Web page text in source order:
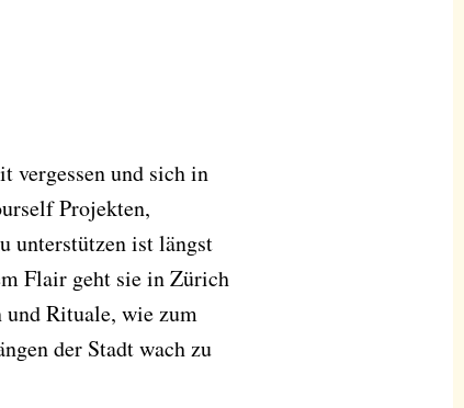
vergessen und sich in
Projekten,
unterstützen ist längst
Flair geht sie in Zürich
und Rituale, wie zum
der Stadt wach zu